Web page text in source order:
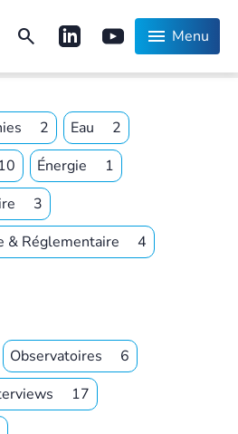
search menu Menu
2 Eau
2
10 Énergie
1
3
& Réglementaire
4
Observatoires
6
17